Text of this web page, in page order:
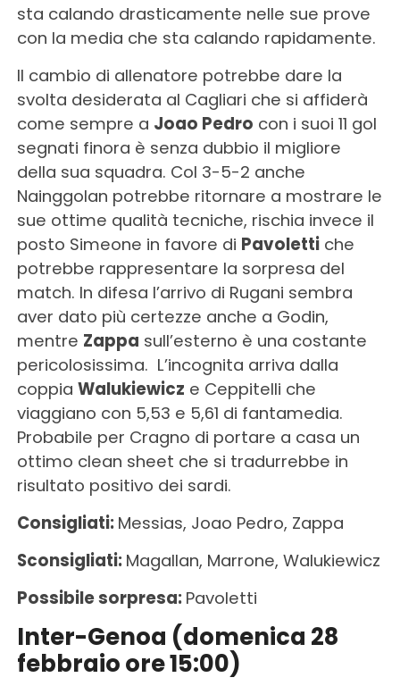
sta calando drasticamente nelle sue prove
con la media che sta calando rapidamente.
Il cambio di allenatore potrebbe dare la
svolta desiderata al Cagliari che si affiderà
come sempre a Joao Pedro con i suoi 11 gol
segnati finora è senza dubbio il migliore
della sua squadra. Col 3-5-2 anche
Nainggolan potrebbe ritornare a mostrare le
sue ottime qualità tecniche, rischia invece il
posto Simeone in favore di Pavolettiche
potrebbe rappresentare la sorpresa del
match. In difesa l’arrivo di Rugani sembra
aver dato più certezze anche a Godin,
mentre Zappa sull’esterno è una costante
pericolosissima. L’incognita arriva dalla
coppia Walukiewicz e Ceppitelli che
viaggiano con 5,53 e 5,61 di fantamedia.
Probabile per Cragno di portare a casa un
ottimo clean sheet che si tradurrebbe in
risultato positivo dei sardi.
Consigliati: Messias, Joao Pedro, Zappa
Sconsigliati: Magallan, Marrone, Walukiewicz
Possibile sorpresa: Pavoletti
Inter-Genoa (domenica 28
febbraio ore 15:00)